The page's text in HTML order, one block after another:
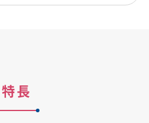
特長